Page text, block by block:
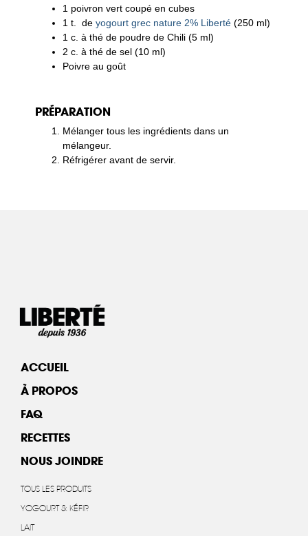
1 poivron vert coupé en cubes
1 t. de yogourt grec nature 2% Liberté(250 ml)
1 c. à thé de poudre de Chili (5 ml)
2 c. à thé de sel (10 ml)
Poivre au goût
PRÉPARATION
Mélanger tous les ingrédients dans un
mélangeur.
Réfrigérer avant de servir.
ACCUEIL
À PROPOS
FAQ
RECETTES
NOUS JOINDRE
TOUS LES PRODUITS
YOGOURT & KÉFIR
LAIT